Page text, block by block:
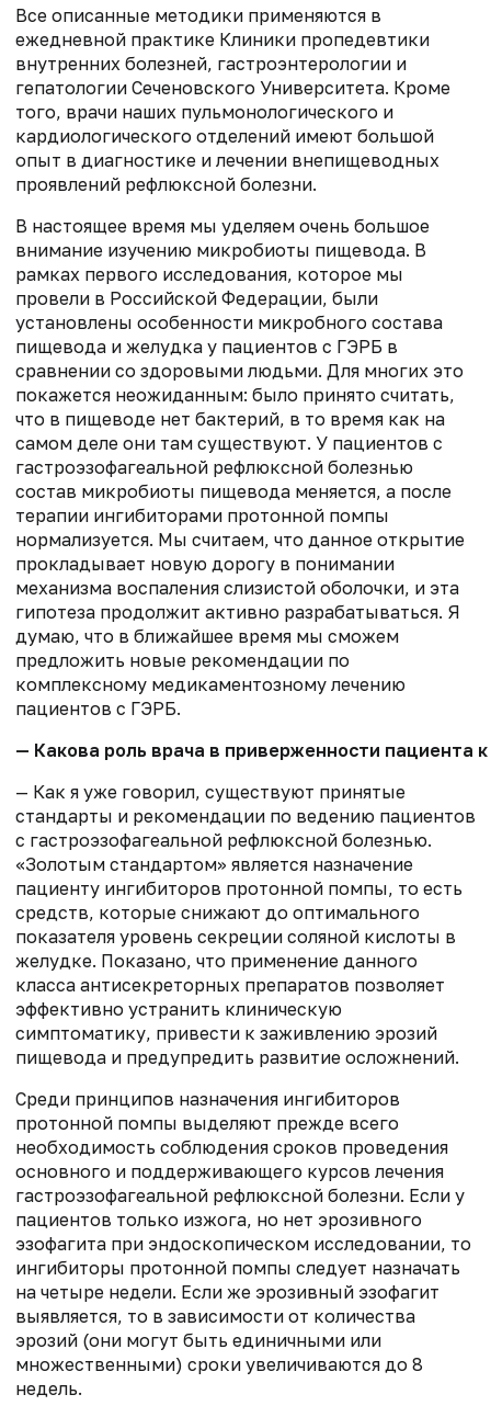
Все описанные методики применяются в
ежедневной практике Клиники пропедевтики
внутренних болезней, гастроэнтерологии и
гепатологии Сеченовского Университета. Кроме
того, врачи наших пульмонологического и
кардиологического отделений имеют большой
опыт в диагностике и лечении внепищеводных
проявлений рефлюксной болезни.
В настоящее время мы уделяем очень большое
внимание изучению микробиоты пищевода. В
рамках первого исследования, которое мы
провели в Российской Федерации, были
установлены особенности микробного состава
пищевода и желудка у пациентов с ГЭРБ в
сравнении со здоровыми людьми. Для многих это
покажется неожиданным: было принято считать,
что в пищеводе нет бактерий, в то время как на
самом деле они там существуют. У пациентов с
гастроэзофагеальной рефлюксной болезнью
состав микробиоты пищевода меняется, а после
терапии ингибиторами протонной помпы
нормализуется. Мы считаем, что данное открытие
прокладывает новую дорогу в понимании
механизма воспаления слизистой оболочки, и эта
гипотеза продолжит активно разрабатываться. Я
думаю, что в ближайшее время мы сможем
предложить новые рекомендации по
комплексному медикаментозному лечению
пациентов с ГЭРБ.
— Какова роль врача в приверженности пациента
— Как я уже говорил, существуют принятые
стандарты и рекомендации по ведению пациентов
с гастроэзофагеальной рефлюксной болезнью.
«Золотым стандартом» является назначение
пациенту ингибиторов протонной помпы, то есть
средств, которые снижают до оптимального
показателя уровень секреции соляной кислоты в
желудке. Показано, что применение данного
класса антисекреторных препаратов позволяет
эффективно устранить клиническую
симптоматику, привести к заживлению эрозий
пищевода и предупредить развитие осложнений.
Среди принципов назначения ингибиторов
протонной помпы выделяют прежде всего
необходимость соблюдения сроков проведения
основного и поддерживающего курсов лечения
гастроэзофагеальной рефлюксной болезни. Если у
пациентов только изжога, но нет эрозивного
эзофагита при эндоскопическом исследовании, то
ингибиторы протонной помпы следует назначать
на четыре недели. Если же эрозивный эзофагит
выявляется, то в зависимости от количества
эрозий (они могут быть единичными или
множественными) сроки увеличиваются до 8
недель.